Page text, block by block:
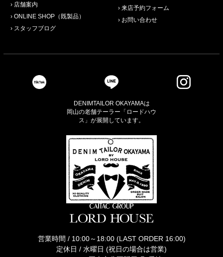
店舗案内
ONLINE SHOP（既製品）
スタッフブログ
来店予約フォーム
お問い合わせ
DENIMTAILOR OKAYAMAは
岡山の老舗テーラー「ロードハウ
ス」が展開しています。
営業時間 / 10:00～18:00 (LAST ORDER 16:00)
定休日 / 水曜日 (祝日の場合は営業)